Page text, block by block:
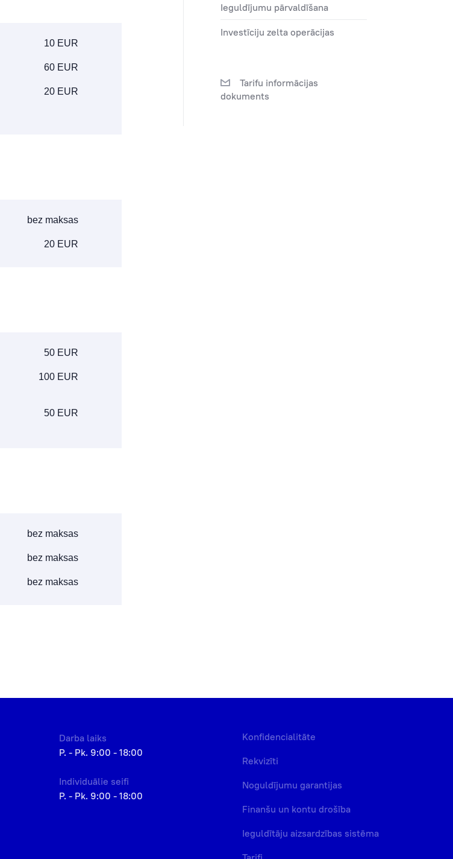
ieguldījumu pārvaldīšana
investīciju zelta operācijas
Tarifu informācijas
dokuments
10 EUR
60 EUR
20 EUR
bez maksas
20 EUR
50 EUR
100 EUR
50 EUR
bez maksas
bez maksas
bez maksas
Darba laiks
P. - Pk. 9:00 - 18:00
Individuālie seifi
P. - Pk. 9:00 - 18:00
Konfidencialitāte
Rekvizīti
Noguldījumu garantijas
Finanšu un kontu drošība
Ieguldītāju aizsardzības sistēma